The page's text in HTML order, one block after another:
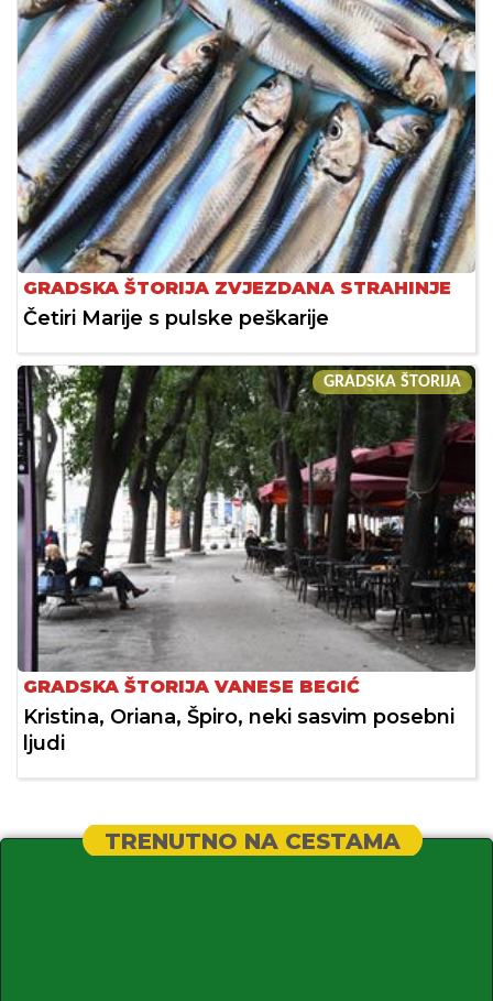
GRADSKA ŠTORIJA ZVJEZDANA STRAHINJE
Četiri Marije s pulske peškarije
GRADSKA ŠTORIJA
GRADSKA ŠTORIJA VANESE BEGIĆ
Kristina, Oriana, Špiro, neki sasvim posebni
ljudi
TRENUTNO NA CESTAMA